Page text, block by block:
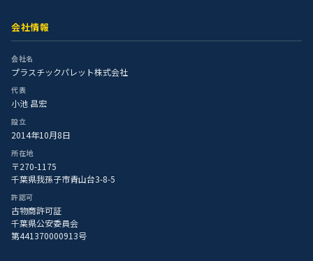
会社情報
会社名
プラスチックパレット株式会社
代表
小池 昌宏
設立
2014年10月8日
所在地
〒270-1175
千葉県我孫子市青山台3-8-5
許認可
古物商許可証
千葉県公安委員会
第441370000913号